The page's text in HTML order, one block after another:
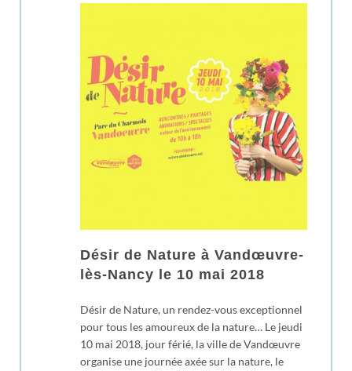
Désir de Nature à Vandœuvre-
lès-Nancy le 10 mai 2018
Désir de Nature, un rendez-vous exceptionnel
pour tous les amoureux de la nature… Le jeudi
10 mai 2018, jour férié, la ville de Vandœuvre
organise une journée axée sur la nature, le